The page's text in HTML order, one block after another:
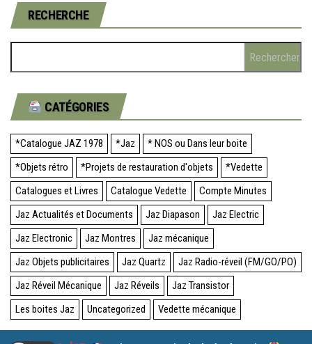
RECHERCHE
CATÉGORIES
*Catalogue JAZ 1978 *Jaz
* NOS ou Dans leur boite
*Objets rétro
*Projets de restauration d'objets
*Vedette
Catalogues et Livres
Catalogue Vedette
Compte Minutes
Jaz Actualités et Documents
Jaz Diapason
Jaz Electric
Jaz Electronic
Jaz Montres
Jaz mécanique
Jaz Objets publicitaires
Jaz Quartz
Jaz Radio-réveil (FM/GO/PO)
Jaz Réveil Mécanique
Jaz Réveils
Jaz Transistor
Les boites Jaz
Uncategorized Vedette mécanique